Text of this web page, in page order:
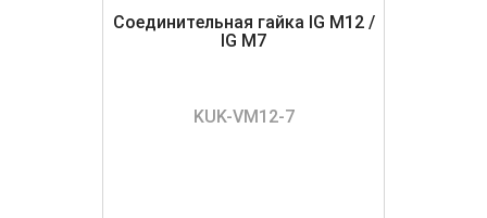
Соединительная гайка IG M12 /
IG M7
KUK-VM12-7